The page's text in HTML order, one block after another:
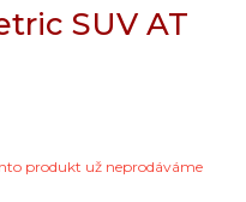
SUV AT
produkt už neprodáváme